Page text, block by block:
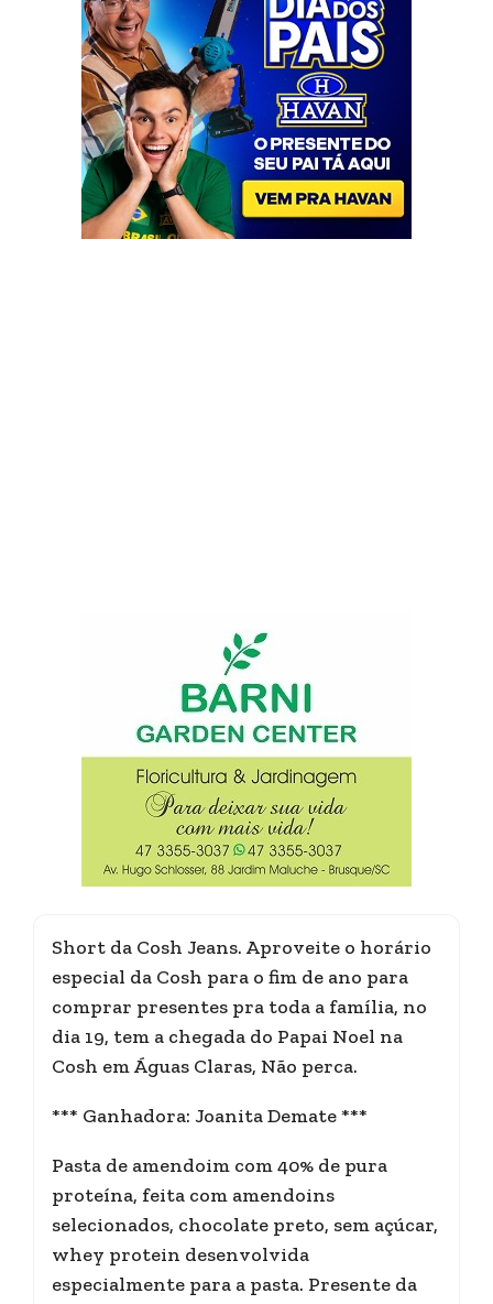
Short da Cosh Jeans. Aproveite o horário
especial da Cosh para o fim de ano para
comprar presentes pra toda a família, no
dia 19, tem a chegada do Papai Noel na
Cosh em Águas Claras, Não perca.
*** Ganhadora: Joanita Demate ***
Pasta de amendoim com 40% de pura
proteína, feita com amendoins
selecionados, chocolate preto, sem açúcar,
whey protein desenvolvida
especialmente para a pasta. Presente da